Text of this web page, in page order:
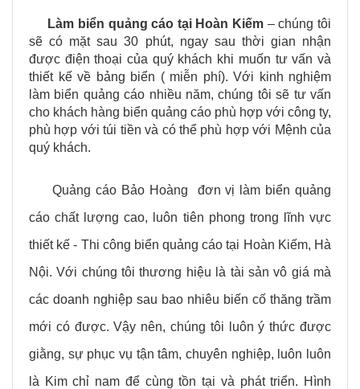
Làm biển quảng cáo tại Hoàn Kiếm – chúng tôi
sẽ có mặt sau 30 phút, ngay sau thời gian nhận
được điện thoại của quý khách khi muốn tư vấn và
thiết kế về bảng biển ( miễn phí). Với kinh nghiệm
làm biển quảng cáo nhiều năm, chúng tôi sẽ tư vấn
cho khách hàng biển quảng cáo phù hợp với công ty,
phù hợp với túi tiền và có thể phù hợp với Mệnh của
quý khách.
Quảng cáo Bảo Hoàng đơn vị làm biển quảng
cáo chất lượng cao, luôn tiên phong trong lĩnh vực
thiết kế - Thi công biển quảng cáo tại Hoàn Kiếm, Hà
Nội. Với chúng tôi thương hiệu là tài sản vô giá mà
các doanh nghiệp sau bao nhiêu biến cố thăng trầm
mới có được. Vậy nên, chúng tôi luôn ý thức được
giằng, sự phục vụ tận tâm, chuyên nghiệp, luôn luôn
là Kim chỉ nam để cùng tồn tại và phát triển. Hình